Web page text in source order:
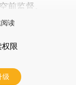
前监督。
读
权限
级